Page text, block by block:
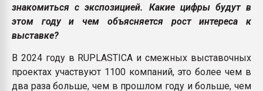
знакомиться с экспозицией. Какие цифры будут в
этом году и чем объясняется рост интереса к
выставке?
В 2024 году в RUPLASTICA и смежных выставочных
проектах участвуют 1100 компаний, это более чем в
два раза больше, чем в прошлом году и больше, чем